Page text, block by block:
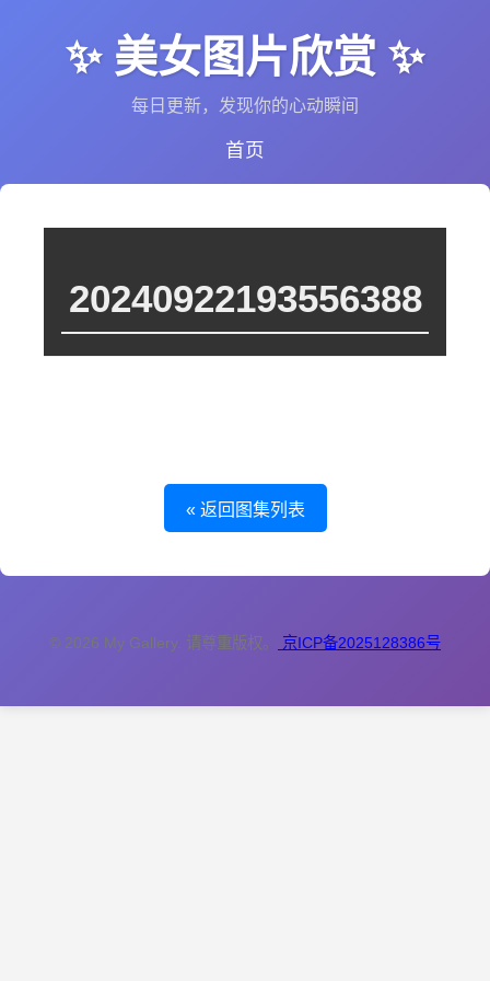
✨ 美女图片欣赏 ✨
每日更新，发现你的心动瞬间
首页
20240922193556388
« 返回图集列表
© 2026 My Gallery. 请尊重版权。 京ICP备2025128386号